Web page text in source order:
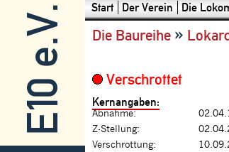
E10 e.V. Start Der Verein Die
Die Baureihe »
Verschrottet
Kernangaben:
Abnahme:
Z-Stellung:
Verschrottung: